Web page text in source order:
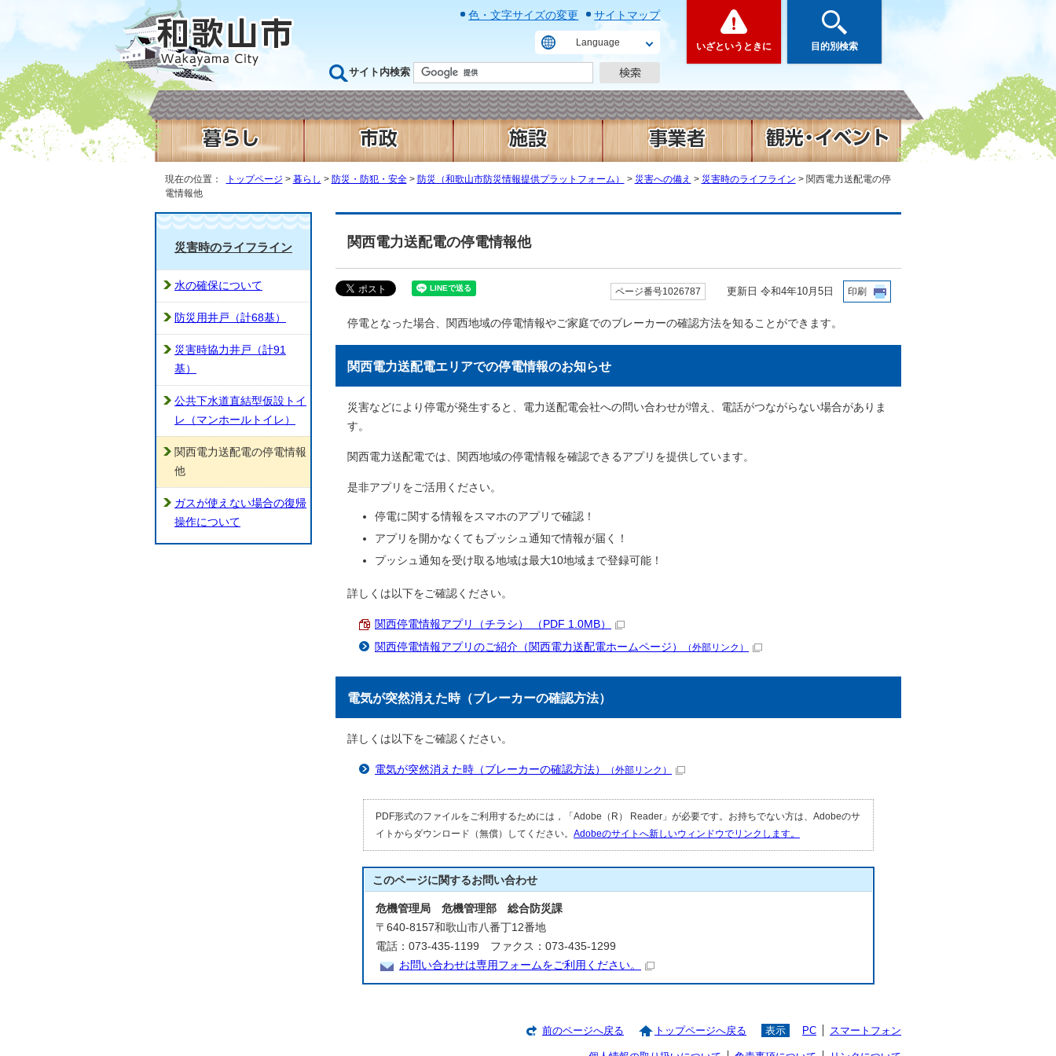
色・文字サイズの変更 サイトマップ
Language
サイト内検索
いざというときに 目的別検索
現在の位置： トップページ > 暮らし > 防災・防犯・安全> 防災（和歌山市防災情報提供プラットフォーム） > 災害への備え > 災害時のライフライン > 関西電力送配電の停
電情報他
関西電力送配電の停電情報他
ページ番号1026787 更新日 令和4年10月5日 印刷
停電となった場合、関西地域の停電情報やご家庭でのブレーカーの確認方法を知ることができます。
関西電力送配電エリアでの停電情報のお知らせ
災害などにより停電が発生すると、電力送配電会社への問い合わせが増え、電話がつながらない場合がありま
す。
関西電力送配電では、関西地域の停電情報を確認できるアプリを提供しています。
是非アプリをご活用ください。
停電に関する情報をスマホのアプリで確認！
アプリを開かなくてもプッシュ通知で情報が届く！
プッシュ通知を受け取る地域は最大10地域まで登録可能！
詳しくは以下をご確認ください。
関西停電情報アプリ（チラシ） （PDF 1.0MB）
関西停電情報アプリのご紹介（関西電力送配電ホームページ）
（外部リンク）
電気が突然消えた時（ブレーカーの確認方法）
詳しくは以下をご確認ください。
電気が突然消えた時（ブレーカーの確認方法） （外部リンク）
PDF形式のファイルをご利用するためには，「Adobe（R） Reader」が必要です。お持ちでない方は、Adobeのサ
イトからダウンロード（無償）してください。 Adobeのサイトへ新しいウィンドウでリンクします。
このページに関するお問い合わせ
危機管理局 危機管理部 総合防災課
〒640-8157和歌山市八番丁12番地
電話：073-435-1199 ファクス：073-435-1299
お問い合わせは専用フォームをご利用ください。
災害時のライフライン
水の確保について
防災用井戸（計68基）
災害時協力井戸（計91
基）
公共下水道直結型仮設トイ
レ（マンホールトイレ）
関西電力送配電の停電情報
他
ガスが使えない場合の復帰
操作について
前のページへ戻る トップページへ戻る 表示 PC スマートフォン